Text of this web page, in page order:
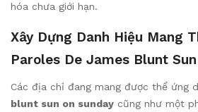
hóa chưa giới hạn.
Xây Dựng Danh Hiệu Mang
Paroles De James Blunt
Các địa chỉ đang mang được thể ứng
blunt sun on sunday cũng như một